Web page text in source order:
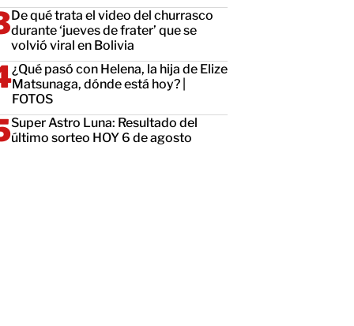
De qué trata el video del churrasco
durante ‘jueves de frater’ que se
volvió viral en Bolivia
¿Qué pasó con Helena, la hija de Elize
Matsunaga, dónde está hoy? |
FOTOS
Super Astro Luna: Resultado del
último sorteo HOY 6 de agosto